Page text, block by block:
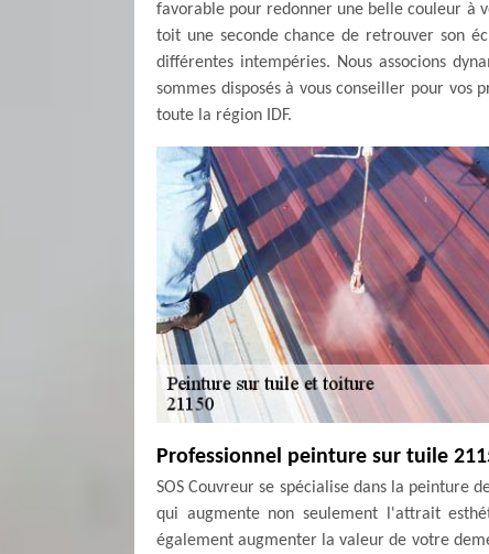
favorable pour redonner une belle couleur à
toit une seconde chance de retrouver son
différentes intempéries. Nous associons
sommes disposés à vous conseiller pour
toute la région IDF.
Professionnel peinture sur tuile
SOS Couvreur se spécialise dans la peinture
qui augmente non seulement l'attrait
également augmenter la valeur de votre